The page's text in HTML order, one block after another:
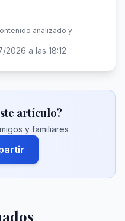
analizado y
2026 a las 18:12
artículo?
y familiares